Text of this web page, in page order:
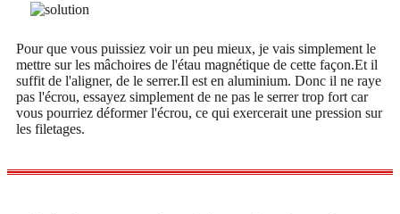
Pour que vous puissiez voir un peu mieux, je vais simplement le
mettre sur les mâchoires de l'étau magnétique de cette façon.Et il
suffit de l'aligner, de le serrer.Il est en aluminium. Donc il ne raye
pas l'écrou, essayez simplement de ne pas le serrer trop fort car
vous pourriez déformer l'écrou, ce qui exercerait une pression sur
les filetages.